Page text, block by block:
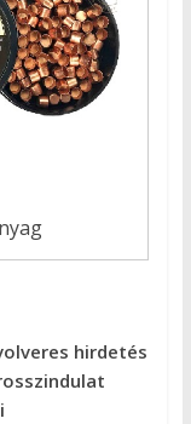
hirdetés